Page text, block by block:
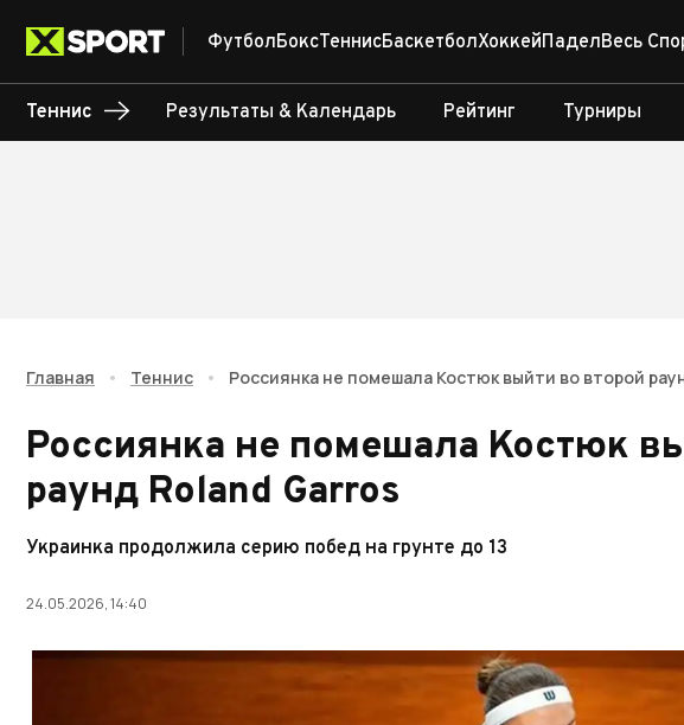
ФутболБоксТеннисБаскетболХоккейПаделВесь
Теннис Результаты & Календарь Рейтинг Турниры
Главная • Теннис • Россиянка не помешала Костюк выйти во второй
Россиянка не помешала Костюк
раунд Roland Garros
Украинка продолжила серию побед на грунте до 13
24.05.2026, 14:40